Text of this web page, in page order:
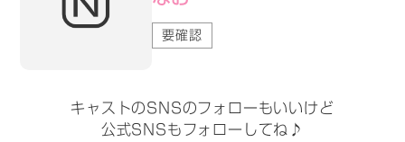
要確認
キャストのSNSのフォローもいいけど
公式SNSもフォローしてね♪